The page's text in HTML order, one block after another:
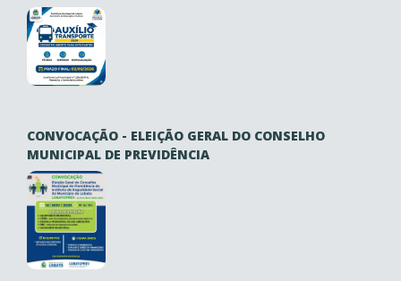
CONVOCAÇÃO - ELEIÇÃO GERAL DO CONSELHO
MUNICIPAL DE PREVIDÊNCIA